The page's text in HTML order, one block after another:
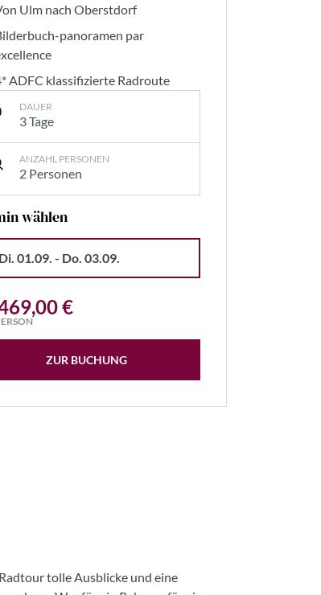
Ulm nach Oberstdorf
panoramen par
ADFC klassifizierte Radroute
DAUER
3 Tage
ANZAHL PERSONEN
2 Personen
wählen
Di. 01.09. - Do. 03.09.
€
ZUR BUCHUNG
tolle Ausblicke und eine